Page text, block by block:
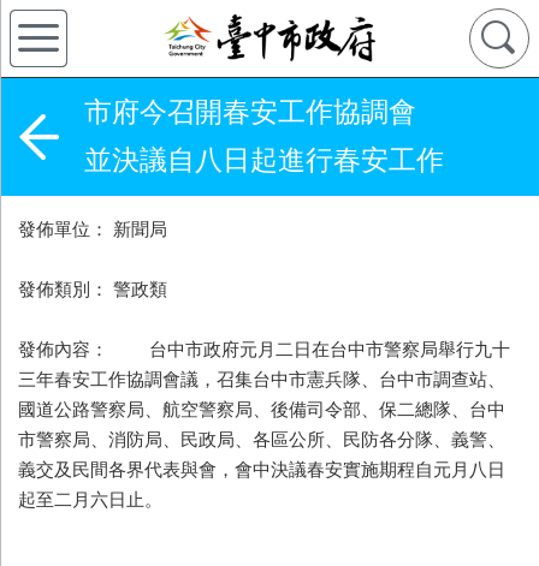
市府今召開春安工作協調會
並決議自八日起進行春安工作
發佈單位： 新聞局
發佈類別： 警政類
發佈內容： 台中市政府元月二日在台中市警察局舉行九十
三年春安工作協調會議，召集台中市憲兵隊、台中市調查站、
國道公路警察局、航空警察局、後備司令部、保二總隊、台中
市警察局、消防局、民政局、各區公所、民防各分隊、義警、
義交及民間各界代表與會，會中決議春安實施期程自元月八日
起至二月六日止。